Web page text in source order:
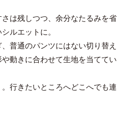
は残しつつ、余分なたるみを省
ルエットに。
普通のパンツにはない切り替え
動きに合わせて生地を当ててい
行きたいところへどこへでも連